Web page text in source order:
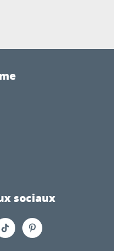
sociaux